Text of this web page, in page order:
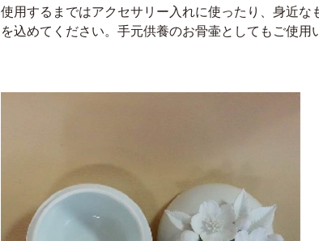
使用するまではアクセサリー入れに使ったり、身近な
を込めてください。手元供養のお骨壷としてもご使用